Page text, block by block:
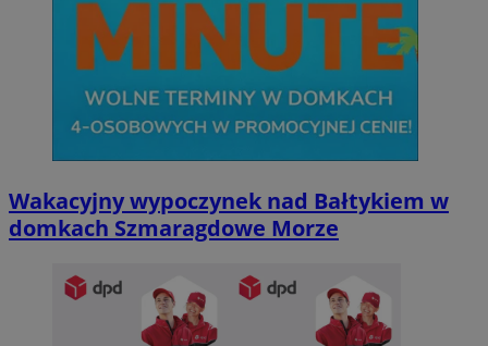
Wakacyjny wypoczynek nad Bałtykiem w
domkach Szmaragdowe Morze